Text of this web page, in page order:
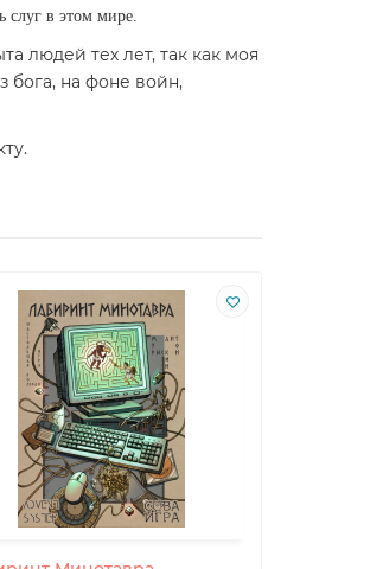
слуг в этом мире.
людей тех лет, так как моя
бога, на фоне войн,